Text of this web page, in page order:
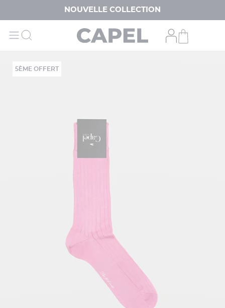
NOUVELLE COLLECTION
5ÈME OFFERT